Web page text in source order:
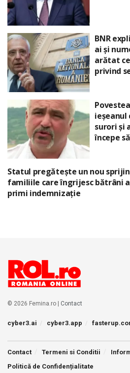
BNR
ai și
arătat
privind
ieșeanul
surori și
începe
Statul pregătește un nou
familiile care îngrijesc bătrâni
primi indemnizație
© 2026 Femina.ro | Contact
cyber3.ai cyber3.app
Contact Termeni si Conditii
Politică de Confidențialitate